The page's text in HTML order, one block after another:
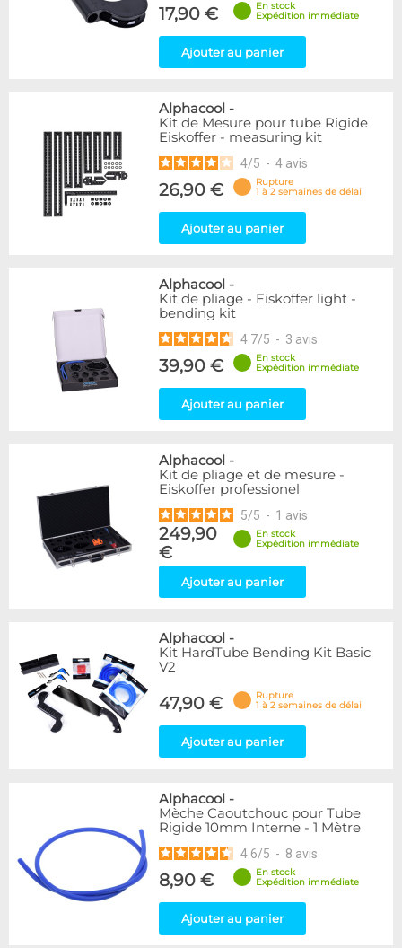
17,90 €
En stock
Expédition immédiate
Ajouter au panier
Alphacool -
Kit de Mesure pour tube Rigide
Eiskoffer - measuring kit
4/5 - 4 avis
26,90 €
Rupture
1 à 2 semaines de délai
Ajouter au panier
Alphacool -
Kit de pliage - Eiskoffer light -
bending kit
4.7/5 - 3 avis
39,90 €
En stock
Expédition immédiate
Ajouter au panier
Alphacool -
Kit de pliage et de mesure -
Eiskoffer professionel
5/5 - 1 avis
249,90
€
En stock
Expédition immédiate
Ajouter au panier
Alphacool -
Kit HardTube Bending Kit Basic
V2
47,90 €
Rupture
1 à 2 semaines de délai
Ajouter au panier
Alphacool -
Mèche Caoutchouc pour Tube
Rigide 10mm Interne - 1 Mètre
4.6/5 - 8 avis
8,90 €
En stock
Expédition immédiate
Ajouter au panier